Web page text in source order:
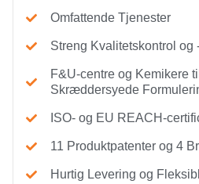
Omfattende Tjenester
Streng Kvalitetskontrol og
F&U-centre og Kemikere
Skræddersyede
ISO- og EU REACH-
11 Produktpatenter og 4
Hurtig Levering og